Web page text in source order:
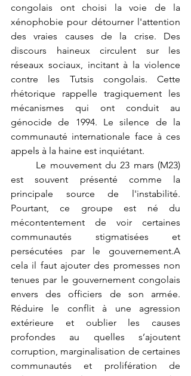
congolais ont choisi la voie de la
xénophobie pour détourner l'attention
des vraies causes de la crise. Des
discours haineux circulent sur les
réseaux sociaux, incitant à la violence
contre les Tutsis congolais. Cette
rhétorique rappelle tragiquement les
mécanismes qui ont conduit au
génocide de 1994. Le silence de la
communauté internationale face à ces
appels à la haine est inquiétant.
est souvent présenté comme la
principale source de l'instabilité.
Pourtant, ce groupe est né du
mécontentement de voir certaines
communautés stigmatisées et
persécutées par le gouvernement.A
cela il faut ajouter des promesses non
tenues par le gouvernement congolais
envers des officiers de son armée.
Réduire le conflit à une agression
extérieure et oublier les causes
profondes au quelles s’ajoutent
corruption, marginalisation de certaines
communautés et prolifération de